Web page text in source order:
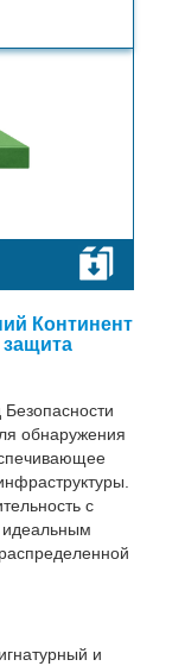
Континент
обнаружения
с
идеальным
и